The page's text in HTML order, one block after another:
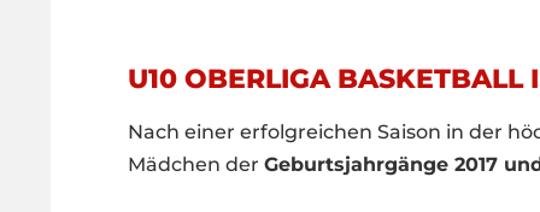
U10 OBERLIGA BASKETBALL
Nach einer erfolgreichen Saison in der
Mädchen der Geburtsjahrgänge 2017